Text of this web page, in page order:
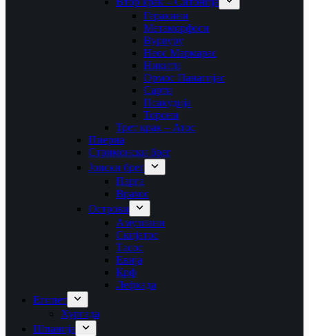
Геракини
Метаморфоси
Вурвуру
Неос Мармарас
Никити
Ормос Панагијас
Сарти
Псакудија
Торони
Трет крак – Атос
Пиериа
Стримонски брег
Јонски брег
Парга
Врахос
Острови
Амулиани
Скијатос
Тасос
Евија
Крф
Лефкада
Египет
Хургада
Шпанија